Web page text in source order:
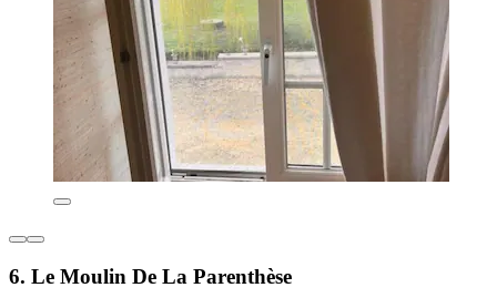
6. Le Moulin De La Parenthèse